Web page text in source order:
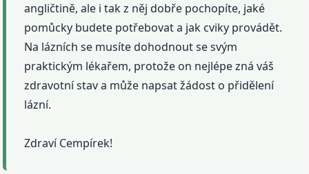
angličtině, ale i tak z něj dobře pochopíte, jaké
pomůcky budete potřebovat a jak cviky provádět.
Na lázních se musíte dohodnout se svým
praktickým lékařem, protože on nejlépe zná váš
zdravotní stav a může napsat žádost o přidělení
lázní.
Zdraví Cempírek!